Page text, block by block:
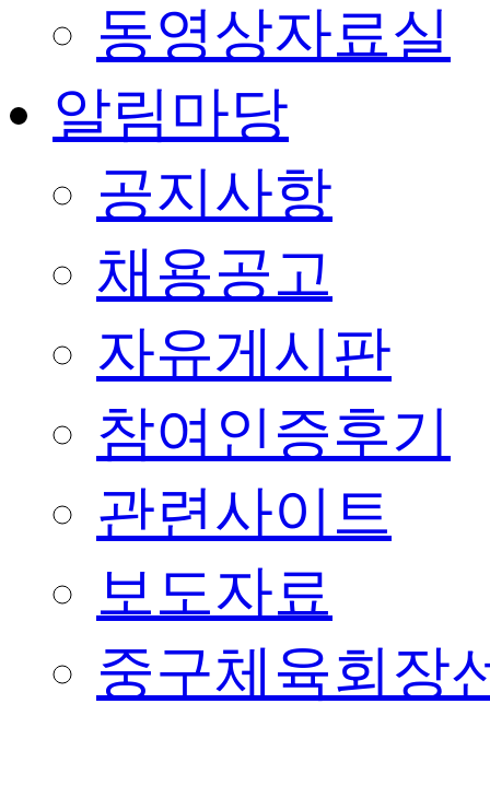
동영상자료실
알림마당
공지사항
채용공고
자유게시판
참여인증후기
관련사이트
보도자료
중구체육회장